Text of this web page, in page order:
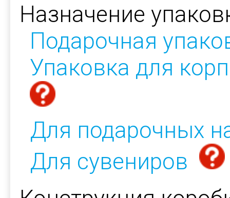
Назначение
Подарочная
Упаковка для
Для подарочных
Для сувениров